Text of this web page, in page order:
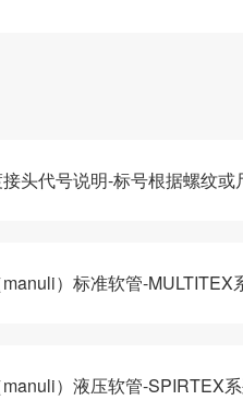
头代号说明-标号根据螺纹或
）标准软管-MULTITEX
）液压软管-SPIRTEX